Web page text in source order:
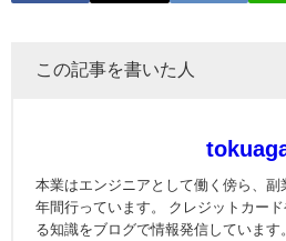
この記事を書いた人
本業はエンジニアとして働く傍ら、
年間行っています。 クレジットカー
る知識をブログで情報発信しています